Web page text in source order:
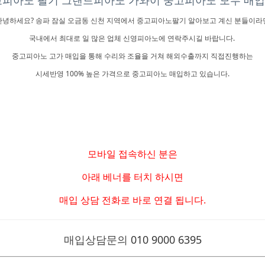
녕하세요? 송파 잠실 오금동 신천 지역에서 중고피아노팔기 알아보고 계신 분들이라
국내에서 최대로 일 많은 업체 신영피아노에 연락주시길 바랍니다.
중고피아노 고가 매입을 통해 수리와 조율을 거쳐 해외수출까지 직접진행하는
시세반영 100% 높은 가격으로 중고피아노 매입하고 있습니다.
모바일 접속하신 분은
아래 베너를 터치 하시면
매입 상담 전화로 바로 연결 됩니다.
매입상담문의 010 9000 6395